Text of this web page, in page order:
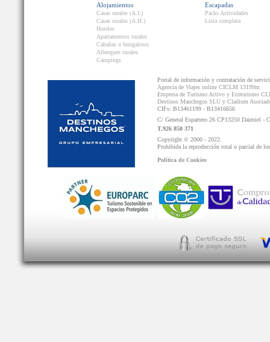
Alojamientos
Casas rurales (A.I.)
Casas rurales (A.H.)
Hoteles
Apartamentos rurales
Cabañas o bungalows
Albergues rurales
Campings
Escapadas
Packs Actividades
Lista completa
Portal de información y contratación de
Agencia de Viajes online CICLM 13199m
Empresa de Turismo Activo y Ecoturismo
Destinos Manchegos SLU y Cladium
CIFs: B13461199 - B13416656
C/ General Espartero 26 CP13250 Daimiel -
T.926 850 371
Copyright © 2000 - 2022.
Prohibida la reproducción total o parcial de
Política de Cookies